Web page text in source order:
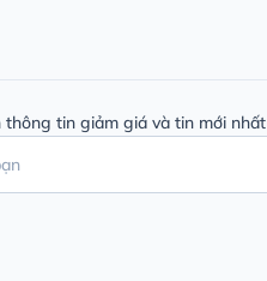
thông tin giảm giá và tin mới nhất